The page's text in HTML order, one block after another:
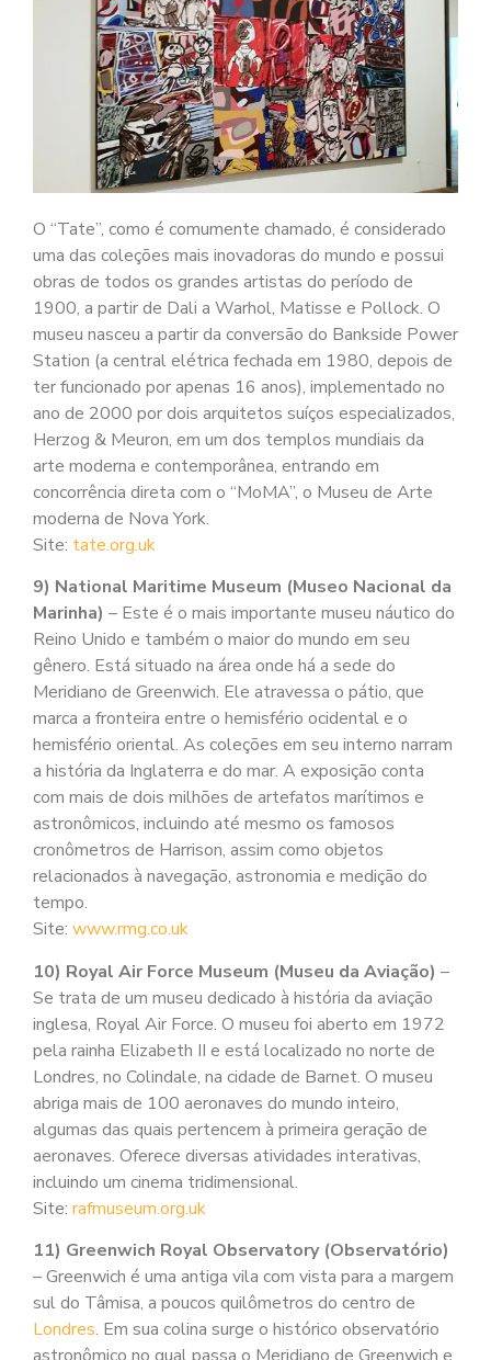
O “Tate”, como é comumente chamado, é considerado
uma das coleções mais inovadoras do mundo e possui
obras de todos os grandes artistas do período de
1900, a partir de Dali a Warhol, Matisse e Pollock. O
museu nasceu a partir da conversão do Bankside Power
Station (a central elétrica fechada em 1980, depois de
ter funcionado por apenas 16 anos), implementado no
ano de 2000 por dois arquitetos suíços especializados,
Herzog & Meuron, em um dos templos mundiais da
arte moderna e contemporânea, entrando em
concorrência direta com o “MoMA”, o Museu de Arte
moderna de Nova York.
Site: tate.org.uk
9) National Maritime Museum (Museo Nacional da
Marinha) – Este é o mais importante museu náutico do
Reino Unido e também o maior do mundo em seu
gênero. Está situado na área onde há a sede do
Meridiano de Greenwich. Ele atravessa o pátio, que
marca a fronteira entre o hemisfério ocidental e o
hemisfério oriental. As coleções em seu interno narram
a história da Inglaterra e do mar. A exposição conta
com mais de dois milhões de artefatos marítimos e
astronômicos, incluindo até mesmo os famosos
cronômetros de Harrison, assim como objetos
relacionados à navegação, astronomia e medição do
tempo.
Site: www.rmg.co.uk
10) Royal Air Force Museum (Museu da Aviação) –
Se trata de um museu dedicado à história da aviação
inglesa, Royal Air Force. O museu foi aberto em 1972
pela rainha Elizabeth II e está localizado no norte de
Londres, no Colindale, na cidade de Barnet. O museu
abriga mais de 100 aeronaves do mundo inteiro,
algumas das quais pertencem à primeira geração de
aeronaves. Oferece diversas atividades interativas,
incluindo um cinema tridimensional.
Site: rafmuseum.org.uk
11) Greenwich Royal Observatory (Observatório)
– Greenwich é uma antiga vila com vista para a margem
sul do Tâmisa, a poucos quilômetros do centro de
Londres. Em sua colina surge o histórico observatório